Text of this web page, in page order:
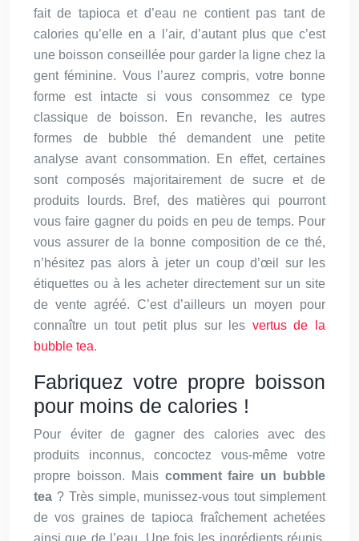
fait de tapioca et d’eau ne contient pas tant de
calories qu’elle en a l’air, d’autant plus que c’est
une boisson conseillée pour garder la ligne chez la
gent féminine. Vous l’aurez compris, votre bonne
forme est intacte si vous consommez ce type
classique de boisson. En revanche, les autres
formes de bubble thé demandent une petite
analyse avant consommation. En effet, certaines
sont composés majoritairement de sucre et de
produits lourds. Bref, des matières qui pourront
vous faire gagner du poids en peu de temps. Pour
vous assurer de la bonne composition de ce thé,
n’hésitez pas alors à jeter un coup d’œil sur les
étiquettes ou à les acheter directement sur un site
de vente agréé. C’est d’ailleurs un moyen pour
connaître un tout petit plus sur les vertus de la
bubble tea.
Fabriquez votre propre boisson
pour moins de calories !
Pour éviter de gagner des calories avec des
produits inconnus, concoctez vous-même votre
propre boisson. Mais comment faire un bubble
tea ? Très simple, munissez-vous tout simplement
de vos graines de tapioca fraîchement achetées
ainsi que de l’eau. Une fois les ingrédients réunis,